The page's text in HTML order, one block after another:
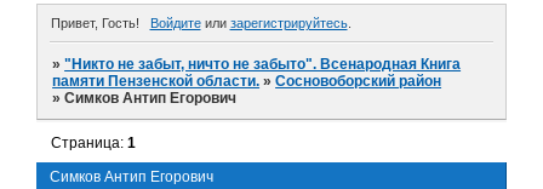
Привет, Гость! Войдитеили зарегистрируйтесь.
»"Никто не забыт, ничто не забыто". Всенародная Книга
памяти Пензенской области. »Сосновоборский район
»Симков Антип Егорович
Симков Антип Егорович
Страница:1